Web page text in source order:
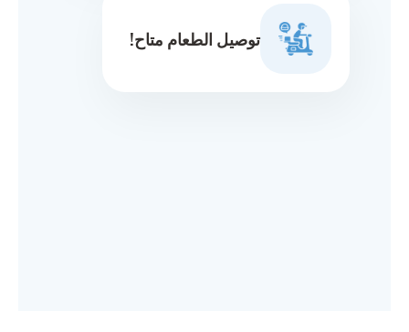
توصيل الطعام متاح!